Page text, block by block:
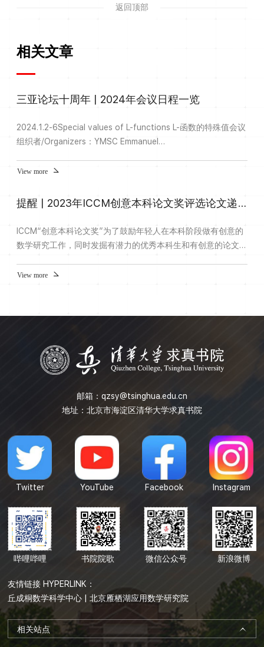
返回顶部
相关文章
三亚论坛十周年 | 2024年会议日程一览
2024.1.2-6Special values of L-functions L-函数的特殊值会议
组织者/Organizers：YMSC Emmanuel
Texas in Austin Ashay Burungale网址
7Complex time series analysis: high-dimensionality, change-
性、变点、预报与因果性会议组织者/Organizers：Tsinghua
Un...
View more
提醒 | 2023年ICCM创意本科论文奖评选论文递交9月30日截止
ICCM“创意本科论文奖”为了鼓励年轻人在本科阶段做有创意的
数学研究工作，同时发掘有潜力的优秀本科生和有创意的论文，
设立并颁发ICCM创意本科论文奖。2023年ICCM创意本科论文
荐及递交阶段2023年10月1日至10月31日初评委员会对论文进
View more
邮箱： qzsy@tsinghua.edu.cn
地址：北京市海淀区清华大学求真书院
Twitter YouTube Facebook Instagram
哔哩哔哩 书院院歌 微信公众号 新浪微博
友情链接 HYPERLINK：
丘成桐数学科学中心 |北京雁栖湖应用数学研究院
相关站点